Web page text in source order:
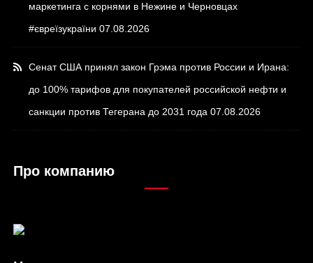
маркетинга с корнями в Нежине и Черновцах
#євреїзукраїни 07.08.2026
Сенат США принял закон Грэма против России и Ирана:
до 100% тарифов для покупателей российской нефти и
санкции против Тегерана до 2031 года 07.08.2026
Про компанию